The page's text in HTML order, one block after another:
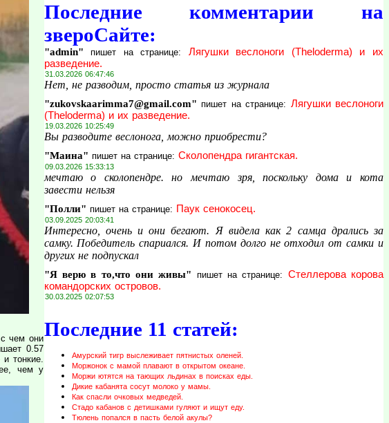
чем они
0.57
тонкие.
чем у
Последние комментарии на
звероСайте:
"admin" пишет на странице: Лягушки веслоноги (Theloderma) и их
разведение.
31.03.2026 06:47:46
Нет, не разводим, просто статья из журнала
"zukovskaarimma7@gmail.com" пишет на странице: Лягушки веслоноги
(Theloderma) и их разведение.
19.03.2026 10:25:49
Вы разводите веслонога, можно приобрести?
"Маина" пишет на странице: Сколопендра гигантская.
09.03.2026 15:33:13
мечтаю о сколопендре. но мечтаю зря, поскольку дома и кота
завести нельзя
"Полли" пишет на странице: Паук сенокосец.
03.09.2025 20:03:41
Интересно, очень и они бегают. Я видела как 2 самца дрались за
самку. Победитель спариался. И потом долго не отходил от самки и
других не подпускал
"Я верю в то,что они живы" пишет на странице: Стеллерова корова
командорских островов.
30.03.2025 02:07:53
Последние 11 статей:
Амурский тигр выслеживает пятнистых оленей.
Моржонок с мамой плавают в открытом океане.
Моржи ютятся на тающих льдинах в поисках еды.
Дикие кабанята сосут молоко у мамы.
Как спасли очковых медведей.
Стадо кабанов с детишками гуляют и ищут еду.
Тюлень попался в пасть белой акулы?